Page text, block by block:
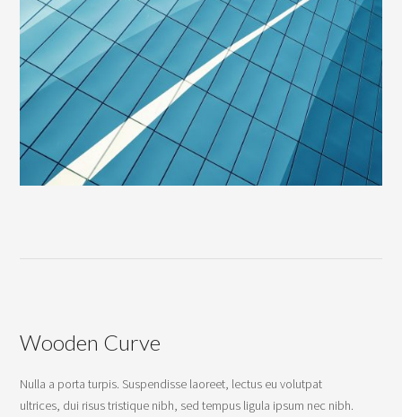
Wooden Curve
Nulla a porta turpis. Suspendisse laoreet, lectus eu volutpat
ultrices, dui risus tristique nibh, sed tempus ligula ipsum nec nibh.